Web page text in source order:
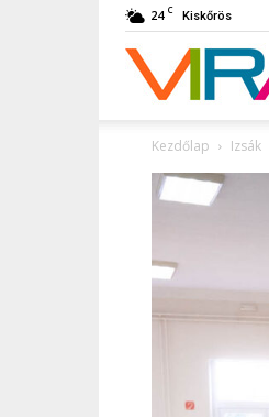
24 C Kiskőrös
VIRA
Kezdőlap Izsák